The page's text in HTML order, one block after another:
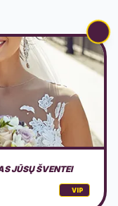
VIETOJE PRIE